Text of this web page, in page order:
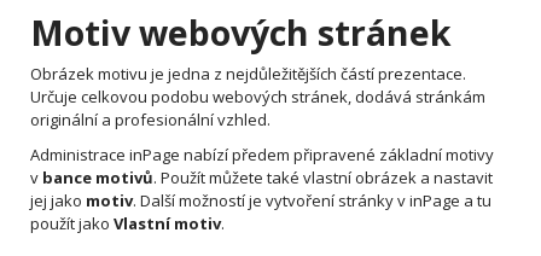
Motiv webových stránek
Obrázek motivu je jedna z nejdůležitějších částí prezentace.
Určuje celkovou podobu webových stránek, dodává stránkám
originální a profesionální vzhled.
Administrace inPage nabízí předem připravené základní motivy
v bance motivů. Použít můžete také vlastní obrázek a nastavit
jej jako motiv. Další možností je vytvoření stránky v inPage a tu
použít jako Vlastní motiv.